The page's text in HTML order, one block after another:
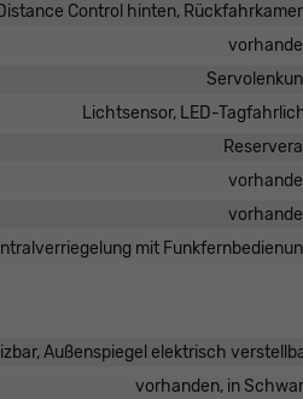
Control hinten,
Lichtsensor, LED-
mit
Außenspiegel elektrisch
vorhanden, in